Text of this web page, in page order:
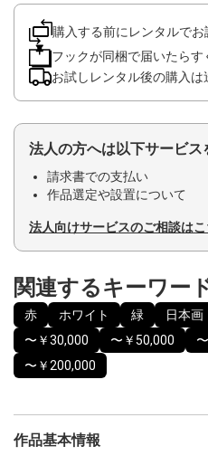
購入する前にレンタルでお
フックが同梱で届いたらす
お試しレンタル後の購入は
法人の方へは以下サービ
請求書での支払い
作品選定や設置について
法人向けサービスのご相談は
関連するキーワー
赤 ホワイト 緑 日本画
〜￥30,000
〜￥50,000
〜￥200,000
作品基本情報